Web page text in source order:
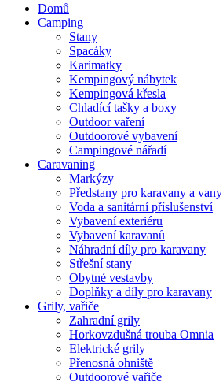
Domů
Camping
Stany
Spacáky
Karimatky
Kempingový nábytek
Kempingová křesla
Chladící tašky a boxy
Outdoor vaření
Outdoorové vybavení
Campingové nářadí
Caravaning
Markýzy
Předstany pro karavany a vany
Voda a sanitární příslušenství
Vybavení exteriéru
Vybavení karavanů
Náhradní díly pro karavany
Střešní stany
Obytné vestavby
Doplňky a díly pro karavany
Grily, vařiče
Zahradní grily
Horkovzdušná trouba Omnia
Elektrické grily
Přenosná ohniště
Outdoorové vařiče